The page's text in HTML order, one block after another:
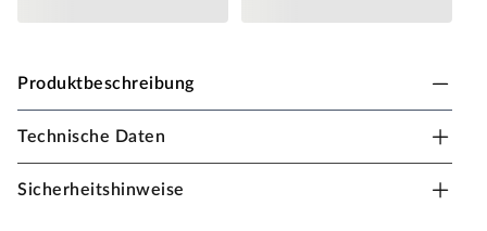
Produktbeschreibung
Fassadenholz Rhombusprofil Sibirische Lärche
Charme.
Technische Daten
Sicherheitshinweise